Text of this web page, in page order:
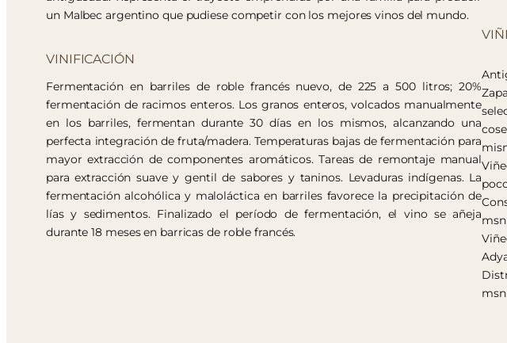
un Malbec argentino que pudiese competir con los mejores vinos del mundo.
VINIFICACIÓN
Fermentación en barriles de roble francés nuevo, de 225 a 500 litros; 20%
fermentación de racimos enteros. Los granos enteros, volcados manualmente
en los barriles, fermentan durante 30 días en los mismos, alcanzando una
perfecta integración de fruta/madera. Temperaturas bajas de fermentación para
mayor extracción de componentes aromáticos. Tareas de remontaje manual
para extracción suave y gentil de sabores y taninos. Levaduras indígenas. La
fermentación alcohólica y maloláctica en barriles favorece la precipitación de
lías y sedimentos. Finalizado el período de fermentación, el vino se añeja
durante 18 meses en barricas de roble francés.